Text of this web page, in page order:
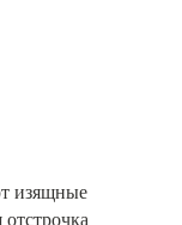
изящные